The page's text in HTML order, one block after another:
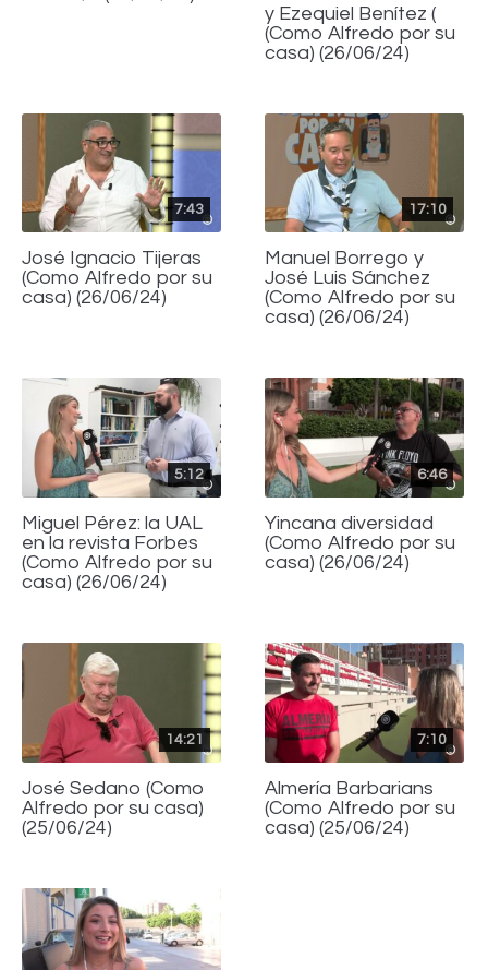
y Ezequiel Benítez (
(Como Alfredo por su
casa) (26/06/24)
7:43
José Ignacio Tijeras
(Como Alfredo por su
casa) (26/06/24)
17:10
Manuel Borrego y
José Luis Sánchez
(Como Alfredo por su
casa) (26/06/24)
5:12
Miguel Pérez: la UAL
en la revista Forbes
(Como Alfredo por su
casa) (26/06/24)
6:46
Yincana diversidad
(Como Alfredo por su
casa) (26/06/24)
14:21
José Sedano (Como
Alfredo por su casa)
(25/06/24)
7:10
Almería Barbarians
(Como Alfredo por su
casa) (25/06/24)